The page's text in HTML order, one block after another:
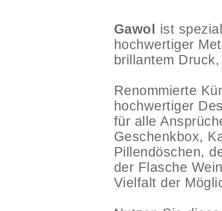
Gawol
ist
hochwertiger
brillantem
Renommierte
hochwertiger
für alle
Geschenkbox,
Pillendöschen,
der Flasche
Vielfalt der